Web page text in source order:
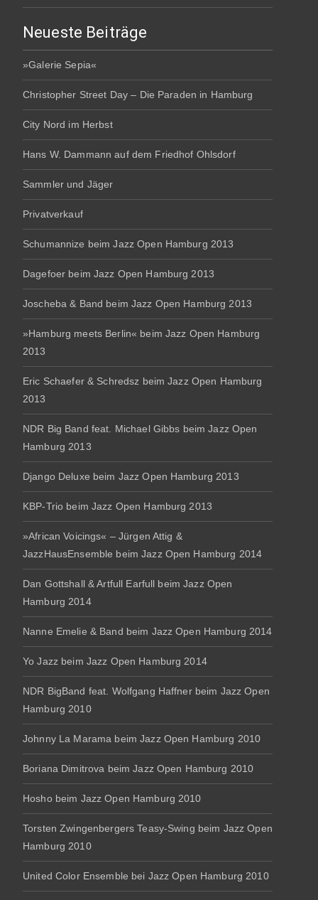
Neueste Beiträge
»Galerie Sepia«
Christopher Street Day – Die Paraden in Hamburg
City Nord im Herbst
Hans W. Dammann auf dem Friedhof Ohlsdorf
Sammler und Jäger
Privatverkauf
Schumannize beim Jazz Open Hamburg 2013
Dagefoer beim Jazz Open Hamburg 2013
Joscheba & Band beim Jazz Open Hamburg 2013
»Hamburg meets Berlin« beim Jazz Open Hamburg
2013
Eric Schaefer & Schredsz beim Jazz Open Hamburg
2013
NDR Big Band feat. Michael Gibbs beim Jazz Open
Hamburg 2013
Django Deluxe beim Jazz Open Hamburg 2013
KBP-Trio beim Jazz Open Hamburg 2013
»African Voicings« – Jürgen Attig &
JazzHausEnsemble beim Jazz Open Hamburg 2014
Dan Gottshall & Artfull Earfull beim Jazz Open
Hamburg 2014
Nanne Emelie & Band beim Jazz Open Hamburg 2014
Yo Jazz beim Jazz Open Hamburg 2014
NDR BigBand feat. Wolfgang Haffner beim Jazz Open
Hamburg 2010
Johnny La Marama beim Jazz Open Hamburg 2010
Boriana Dimitrova beim Jazz Open Hamburg 2010
Hosho beim Jazz Open Hamburg 2010
Torsten Zwingenbergers Teasy-Swing beim Jazz Open
Hamburg 2010
United Color Ensemble bei Jazz Open Hamburg 2010